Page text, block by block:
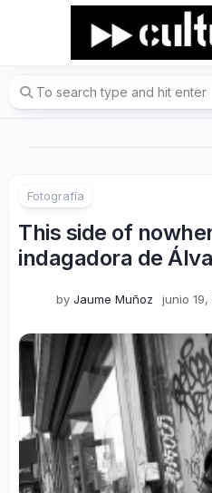
Fotografía
This side of
indagadora de
by Jaume Muñoz junio 19,